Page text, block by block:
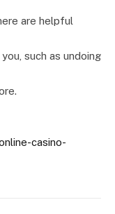
are helpful
such as undoing
casino-